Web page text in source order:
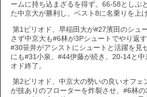
ームに持ち込まざるを得ず。66-58としぶ
た中京大が勝利し、ベスト8に名乗りを上げ
第1ピリオド、早稲田大が#27濱田のシュ
さず中京大も#6林が3Pシュートでやり返
#30笹井がアシストにシュートと活躍を見
にも#31小泉、#44伊藤が続き、20-14と中
オド終了。
第2ピリオド、中京大の勢いの良いオフェ
が技ありのフローターを炸裂させ、#6林